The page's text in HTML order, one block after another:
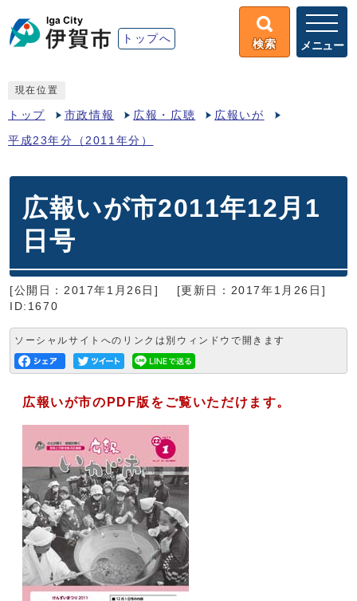
トップへ 検索 メニュー
現在位置
トップ 市政情報 広報・広聴 広報いが
平成23年分（2011年分）
広報いが市2011年12月1
日号
[公開日：2017年1月26日]
[更新日：2017年1月26日]
ID:1670
ソーシャルサイトへのリンクは別ウィンドウで開きます
広報いが市のPDF版をご覧いただけます。